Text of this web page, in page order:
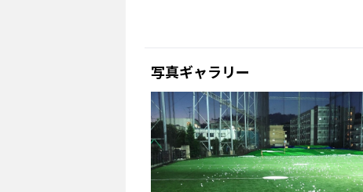
写真ギャラリー